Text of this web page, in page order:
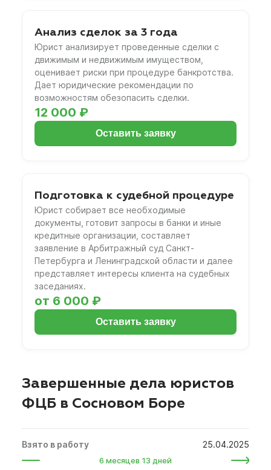
Анализ сделок за 3 года
Юрист анализирует проведенные сделки с
движимым и недвижимым имуществом,
оценивает риски при процедуре банкротства.
Дает юридические рекомендации по
возможностям обезопасить сделки.
12 000 ₽
Оставить заявку
Подготовка к судебной процедуре
Юрист собирает все необходимые
документы, готовит запросы в банки и иные
кредитные организации, составляет
заявление в Арбитражный суд Санкт-
Петербурга и Ленинградской области и далее
представляет интересы клиента на судебных
заседаниях.
от 6 000 ₽
Оставить заявку
Завершенные дела юристов
ФЦБ в Сосновом Боре
25.04.2025
6 месяцев 13 дней